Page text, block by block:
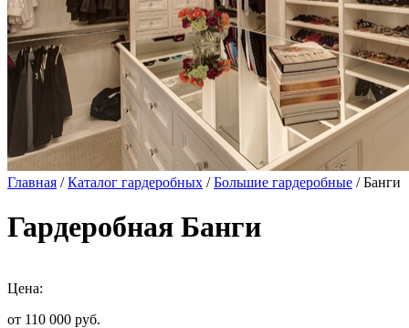
Главная /Каталог гардеробных /Большие гардеробные / Банги
Гардеробная Банги
Цена:
от 110 000 руб.